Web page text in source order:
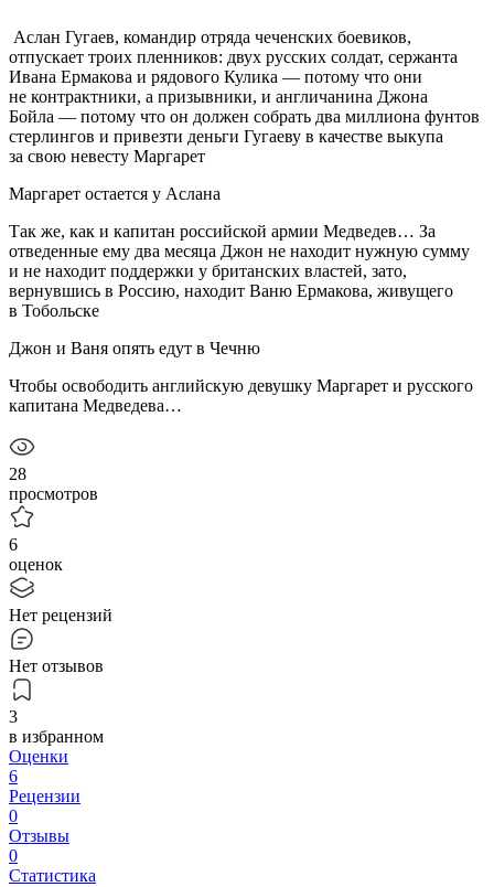
Аслан Гугаев, командир отряда чеченских боевиков,
отпускает троих пленников: двух русских солдат, сержанта
Ивана Ермакова и рядового Кулика — потому что они
не контрактники, а призывники, и англичанина Джона
Бойла — потому что он должен собрать два миллиона фунтов
стерлингов и привезти деньги Гугаеву в качестве выкупа
за свою невесту Маргарет
Маргарет остается у Аслана
Так же, как и капитан российской армии Медведев… За
отведенные ему два месяца Джон не находит нужную сумму
и не находит поддержки у британских властей, зато,
вернувшись в Россию, находит Ваню Ермакова, живущего
в Тобольске
Джон и Ваня опять едут в Чечню
Чтобы освободить английскую девушку Маргарет и русского
капитана Медведева…
28
просмотров
6
оценок
Нет рецензий
Нет отзывов
3
в избранном
Оценки
6
Рецензии
0
Отзывы
0
Статистика